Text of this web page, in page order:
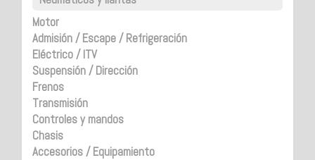
Motor
Admisión / Escape / Refrigeración
Eléctrico / ITV
Suspensión / Dirección
Frenos
Transmisión
Controles y mandos
Chasis
Accesorios / Equipamiento